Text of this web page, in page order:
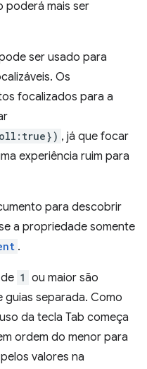
poderá mais ser
ser usado para
Os
focalizados para a
, já que focar
experiência ruim para
para descobrir
a propriedade somente
.
de 1 ou maior são
guias separada. Como
da tecla Tab começa
ordem do menor para
valores na